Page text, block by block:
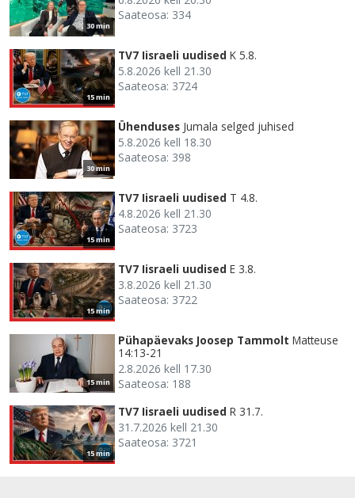
30 min
Saateosa: 334
15 min
TV7 Iisraeli uudised K 5.8.
5.8.2026 kell 21.30
Saateosa: 3724
30 min
Ühenduses Jumala selged juhised
5.8.2026 kell 18.30
Saateosa: 398
15 min
TV7 Iisraeli uudised T 4.8.
4.8.2026 kell 21.30
Saateosa: 3723
15 min
TV7 Iisraeli uudised E 3.8.
3.8.2026 kell 21.30
Saateosa: 3722
15 min
Pühapäevaks Joosep Tammolt Matteuse
14:13-21
2.8.2026 kell 17.30
Saateosa: 188
15 min
TV7 Iisraeli uudised R 31.7.
31.7.2026 kell 21.30
Saateosa: 3721